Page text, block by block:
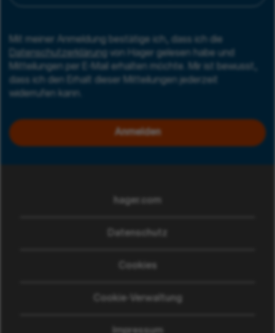
Mit meiner Anmeldung bestätige ich, dass ich die
Datenschutzerklärung von Hager gelesen habe und
Mitteilungen per E-Mail erhalten möchte. Mir ist bewusst,
dass ich den Erhalt dieser Mitteilungen jederzeit
widerrufen kann.
Anmelden
hager.com
Datenschutz
Cookies
Cookie-Verwaltung
Impressum